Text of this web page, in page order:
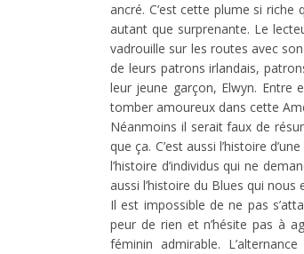
ancré. C’est cette plume si
autant que surprenante. Le
vadrouille sur les routes avec
de leurs patrons irlandais,
leur jeune garçon, Elwyn. Entre
tomber amoureux dans cette
Néanmoins il serait faux de
que ça. C’est aussi l’histoire
l’histoire d’individus qui ne
aussi l’histoire du Blues qui
Il est impossible de ne pas
peur de rien et n’hésite pas à
féminin admirable.